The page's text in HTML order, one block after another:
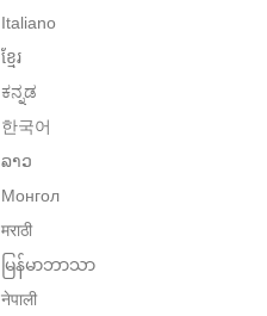
Italiano
ខ្មែរ
ಕನ್ನಡ
한국어
ລາວ
Монгол
मराठी
မြန်မာဘာသာ
नेपाली